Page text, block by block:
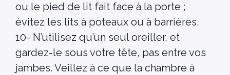
ou le pied de lit fait face à la porte ;
évitez les lits à poteaux ou à barrières.
10- N’utilisez qu’un seul oreiller, et
gardez-le sous votre tête, pas entre vos
jambes. Veillez à ce que la chambre à